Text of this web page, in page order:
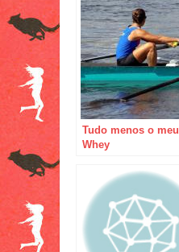
Tudo menos o meu
Whey